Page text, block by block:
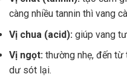
càng nhiều tannin thì vang
Vị chua (acid): giúp vang
Vị ngọt: thường nhẹ, đến
dư sót lại.